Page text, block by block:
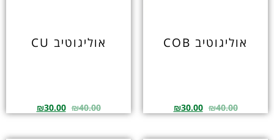
אוליגוטיב COB
₪40.00
₪30.00
אוליגוטיב CU
₪40.00
₪30.00